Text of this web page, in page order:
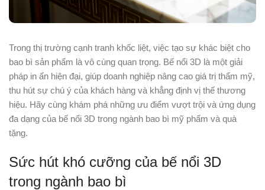
Trong thị trường cạnh tranh khốc liệt, việc tạo sự khác biệt cho
bao bì sản phẩm là vô cùng quan trọng. Bế nổi 3D là một giải
pháp in ấn hiện đại, giúp doanh nghiệp nâng cao giá trị thẩm mỹ,
thu hút sự chú ý của khách hàng và khẳng định vị thế thương
hiệu. Hãy cùng khám phá những ưu điểm vượt trội và ứng dụng
đa dạng của bế nổi 3D trong ngành bao bì mỹ phẩm và quà
tặng.
Sức hút khó cưỡng của bế nổi 3D
trong ngành bao bì